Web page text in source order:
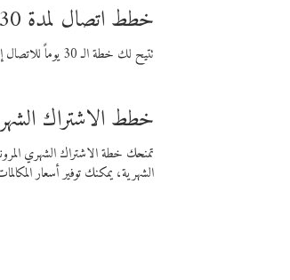
خطط اتصال لمدة 30 يومًا
تتيح لك خطة الـ 30 يوماً للاتصال إجراء مكالمات دولية إلى الوجهة التي تختارها لمدة 30 يوماً بأسعار فايبر المنخفضة.
خطط الاشتراك
تمنحك خطة الاشتراك الشهري
الشهرية، يمكنك توفير أسعار